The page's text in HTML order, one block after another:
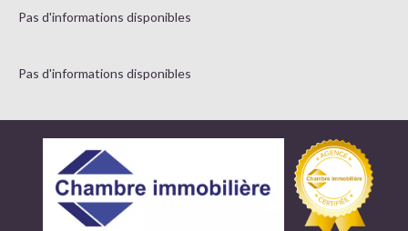
Pas d'informations disponibles
Pas d'informations disponibles